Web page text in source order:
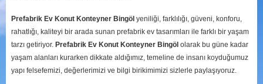
Prefabrik Ev Konut Konteyner Bingöl yeniliği, farklılığı, güveni, konforu,
rahatlığı, kaliteyi bir arada sunan prefabrik ev tasarımları ile farklı bir yaşam
tarzı getiriyor. Prefabrik Ev Konut Konteyner Bingöl olarak bu güne kadar
yaşam alanları kurarken dikkate aldığımız, temeline de insanı koyduğumuz
yapı felsefemizi, değerlerimizi ve bilgi birikimimizi sizlerle paylaşıyoruz.